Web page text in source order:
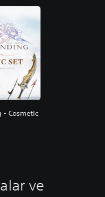
- Cosmetic
ve